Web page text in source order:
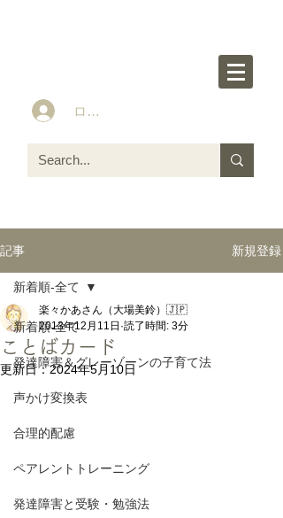
ログイン
記事 新規登録
新着順-全て
発達障害＆グレーゾーンの子育て法
声かけ変換表
合理的配慮
ペアレントトレーニング
発達障害と受験・勉強法
新着順-全て
ことばカード
楽々かあさん（大場美鈴）🇯🇵
2013年12月11日 読了時間: 3分
更新日：2024年5月10日